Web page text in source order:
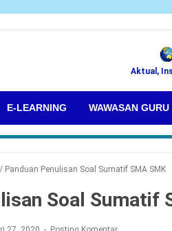
Aktual,
E-LEARNING WAWASAN GURU
/ Panduan Penulisan Soal Sumatif SMA SMK
Soal Sumatif